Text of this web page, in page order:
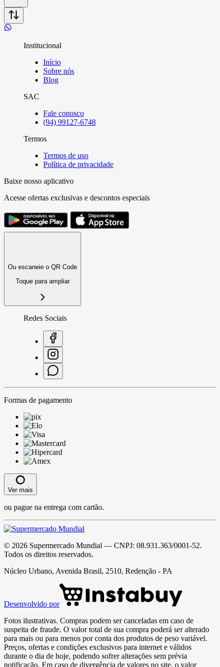
Institucional
Início
Sobre nós
Blog
SAC
Fale conosco
(94) 99127-6748
Termos
Termos de uso
Política de privacidade
Baixe nosso aplicativo
Acesse ofertas exclusivas e descontos especiais
Ou escaneie o QR Code
Toque para ampliar
Redes Sociais
Formas de pagamento
Ver mais
ou pague na entrega com cartão.
© 2026 Supermercado Mundial — CNPJ: 08.931.363/0001-52.
Todos os direitos reservados.
Núcleo Urbano, Avenida Brasil, 2510, Redenção - PA
Desenvolvido por
Fotos ilustrativas. Compras podem ser canceladas em caso de
suspeita de fraude. O valor total de sua compra poderá ser alterado
para mais ou para menos por conta dos produtos de peso variável.
Preços, ofertas e condições exclusivos para internet e válidos
durante o dia de hoje, podendo sofrer alterações sem prévia
notificação. Em caso de divergência de valores no site, o valor